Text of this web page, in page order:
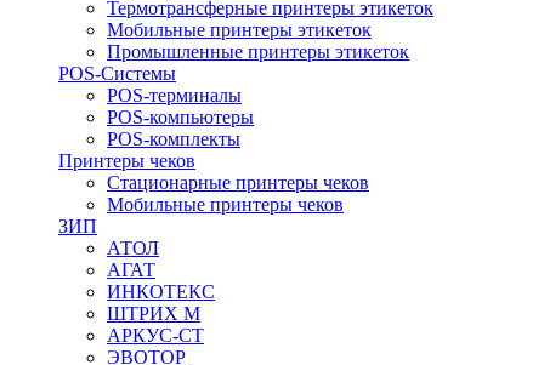
Термотрансферные принтеры этикеток
Мобильные принтеры этикеток
Промышленные принтеры этикеток
POS-Системы
POS-терминалы
POS-компьютеры
POS-комплекты
Принтеры чеков
Стационарные принтеры чеков
Мобильные принтеры чеков
ЗИП
АТОЛ
АГАТ
ИНКОТЕКС
ШТРИХ М
АРКУС-СТ
ЭВОТОР